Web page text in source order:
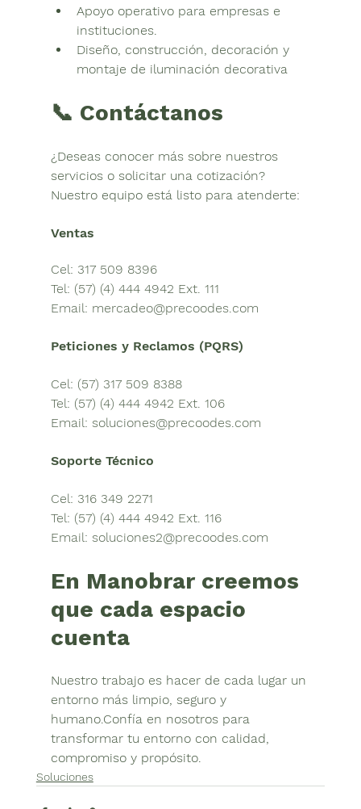
Apoyo operativo para empresas e
instituciones.
Diseño, construcción, decoración y
montaje de iluminación decorativa
📞 Contáctanos
¿Deseas conocer más sobre nuestros
servicios o solicitar una cotización?
Nuestro equipo está listo para atenderte:
Ventas
Cel: 317 509 8396
Tel: (57) (4) 444 4942 Ext. 111
Email: mercadeo@precoodes.com
Peticiones y Reclamos (PQRS)
Cel: (57) 317 509 8388
Tel: (57) (4) 444 4942 Ext. 106
Email: soluciones@precoodes.com
Soporte Técnico
Cel: 316 349 2271
Tel: (57) (4) 444 4942 Ext. 116
Email: soluciones2@precoodes.com
En Manobrar creemos
que cada espacio
cuenta
Nuestro trabajo es hacer de cada lugar un
entorno más limpio, seguro y
humano.Confía en nosotros para
transformar tu entorno con calidad,
compromiso y propósito.
Soluciones